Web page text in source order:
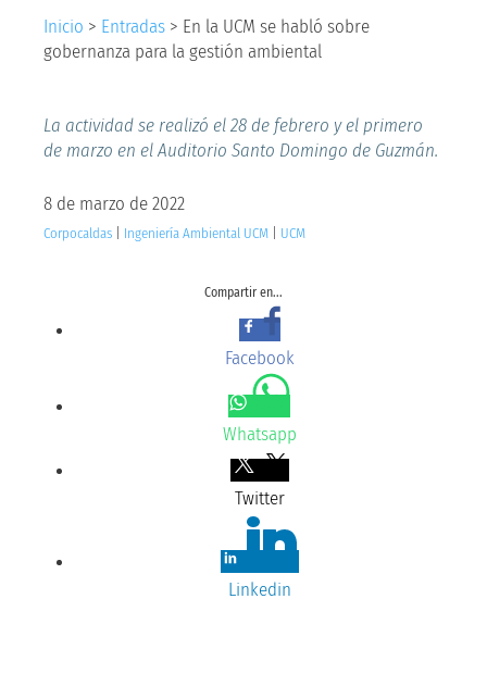
Inicio > Entradas > En la UCM se habló sobre
gobernanza para la gestión ambiental
La actividad se realizó el 28 de febrero y el primero
de marzo en el Auditorio Santo Domingo de Guzmán.
8 de marzo de 2022
Corpocaldas Ingeniería Ambiental UCM UCM
Compartir en...
Facebook
Whatsapp
Twitter
Linkedin